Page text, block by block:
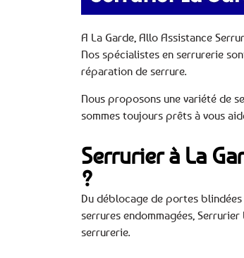
A La Garde, Allo Assistance
Nos spécialistes en serrurerie
réparation de serrure.
Nous proposons une variété de
sommes toujours prêts à vous
Serrurier à La
?
Du déblocage de portes
serrures endommagées,
serrurerie.